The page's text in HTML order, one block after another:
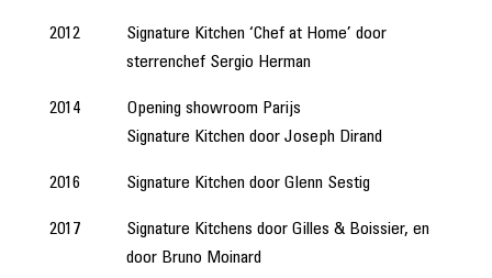
2012
Signature Kitchen ‘Chef at Home’ door
sterrenchef Sergio Herman
2014
Opening showroom Parijs
Signature Kitchen door Joseph Dirand
2016 Signature Kitchen door Glenn Sestig
2017
Signature Kitchens door Gilles & Boissier, en
door Bruno Moinard